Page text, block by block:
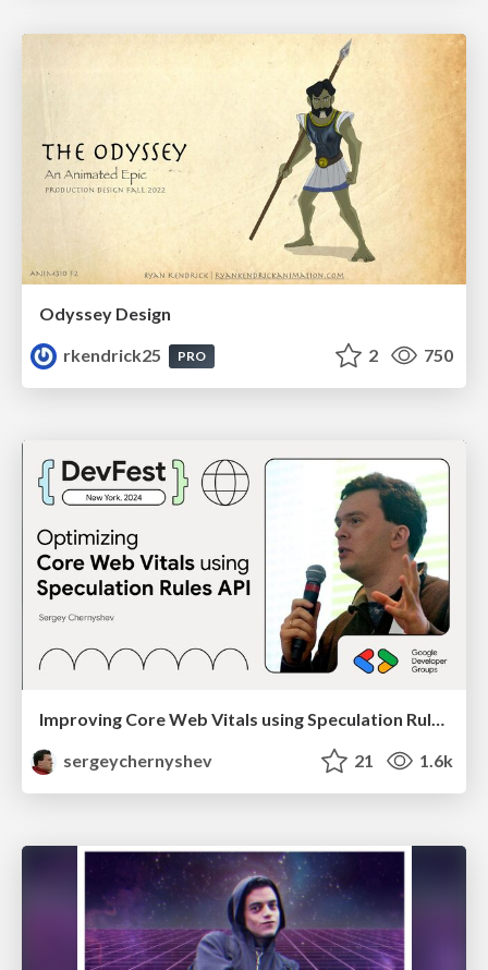
Odyssey Design
rkendrick25
PRO 2 750
Improving Core Web Vitals using Speculation Rules API
sergeychernyshev
21 1.6k